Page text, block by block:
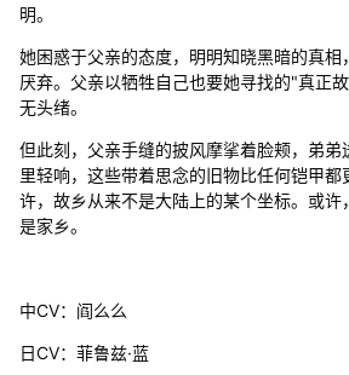
明。
她困惑于父亲的态度，明明知晓黑暗的真相
厌弃。父亲以牺牲自己也要她寻找的"真正
无头绪。
但此刻，父亲手缝的披风摩挲着脸颊，弟弟
里轻响，这些带着思念的旧物比任何铠甲
许，故乡从来不是大陆上的某个坐标。或许
是家乡。
中CV：阎么么
日CV：菲鲁兹·蓝